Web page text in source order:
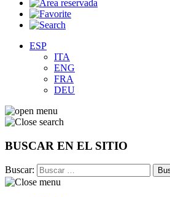
ESP
ITA
ENG
FRA
DEU
BUSCAR EN EL SITIO
Buscar: